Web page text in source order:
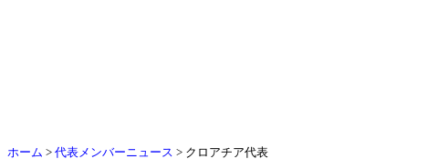
ホーム > 代表メンバーニュース > クロアチア代表